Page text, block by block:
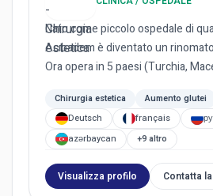
Nato come piccolo ospedale di
Acıbadem è diventato un
Ora opera in 5 paesi (Turchia,
Chirurgia estetica
Aumento glutei
Deutsch
français
azərbaycan
+9 altro
Visualizza profilo Contatta